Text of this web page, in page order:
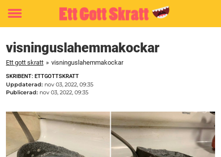
Toggle
visninguslahemmakockar
Ett gott skratt » visninguslahemmakockar
SKRIBENT: ETTGOTTSKRATT
Uppdaterad: nov 03, 2022, 09:35
Publicerad: nov 03, 2022, 09:35